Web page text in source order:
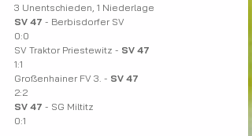
3 Unentschieden, 1 Niederlage
SV 47 - Berbisdorfer SV
0:0
SV Traktor Priestewitz - SV 47
1:1
Großenhainer FV 3. - SV 47
2:2
SV 47 - SG Miltitz
0:1